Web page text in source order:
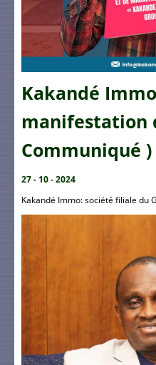
Kakandé
manifestation
Communiqué )
27 - 10 - 2024
Kakandé Immo: société filiale du